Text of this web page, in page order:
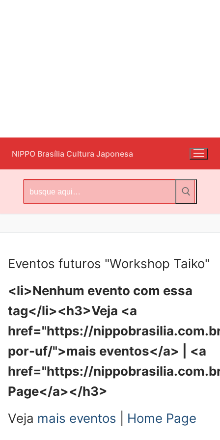
para
o
conteúdo
NIPPO Brasília Cultura Japonesa
por:
Eventos futuros "Workshop Taiko"
<li>Nenhum evento com essa
tag</li><h3>Veja <a
href="https://
por-uf/">mais eventos</a> | <a
href="https://
Page</a></h3>
Veja mais eventos Home Page